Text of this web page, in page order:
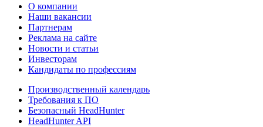
О компании
Наши вакансии
Партнерам
Реклама на сайте
Новости и статьи
Инвесторам
Кандидаты по профессиям
Производственный календарь
Требования к ПО
Безопасный HeadHunter
HeadHunter API